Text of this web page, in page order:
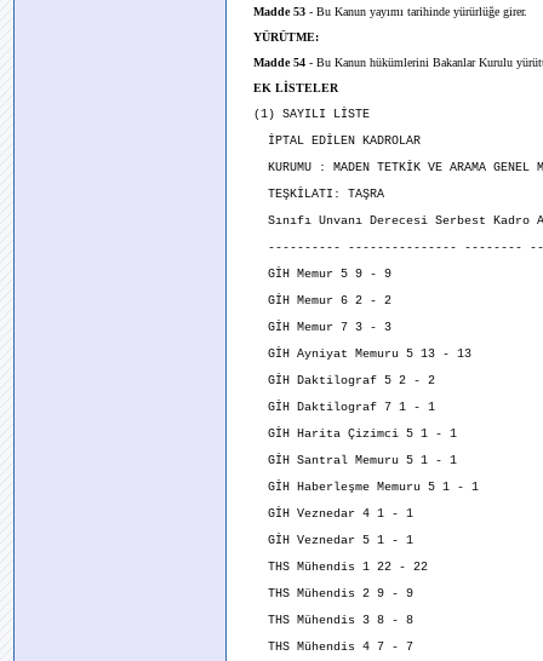
Madde 53 - Bu Kanun yayımı tarihinde yürürlüğe girer.
YÜRÜTME:
Madde 54 - Bu Kanun hükümlerini Bakanlar Kurulu
EK LİSTELER
(1) SAYILI LİSTE
İPTAL EDİLEN KADROLAR
KURUMU : MADEN TETKİK VE ARAMA GENEL
TEŞKİLATI: TAŞRA
Sınıfı Unvanı Derecesi Serbest Kadro
---------- --------------- --------
GİH Memur 5 9 - 9
GİH Memur 6 2 - 2
GİH Memur 7 3 - 3
GİH Ayniyat Memuru 5 13 - 13
GİH Daktilograf 5 2 - 2
GİH Daktilograf 7 1 - 1
GİH Harita Çizimci 5 1 - 1
GİH Santral Memuru 5 1 - 1
GİH Haberleşme Memuru 5 1 - 1
GİH Veznedar 4 1 - 1
GİH Veznedar 5 1 - 1
THS Mühendis 1 22 - 22
THS Mühendis 2 9 - 9
THS Mühendis 3 8 - 8
THS Mühendis 4 7 - 7